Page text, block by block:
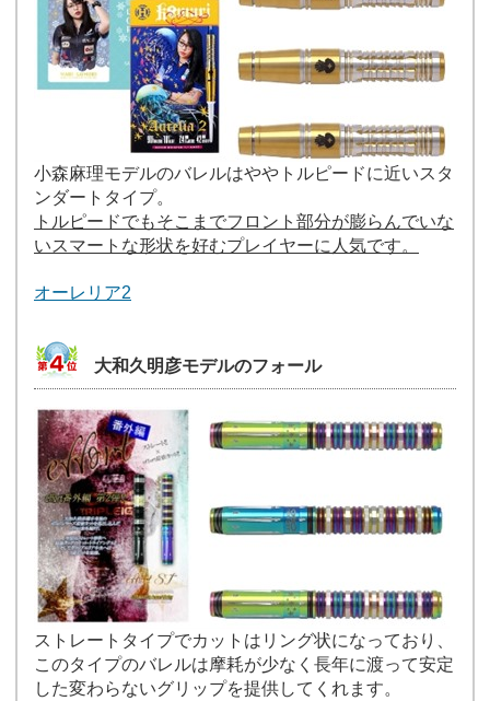
小森麻理モデルのバレルはややトルピードに近いスタ
ンダートタイプ。
トルピードでもそこまでフロント部分が膨らんでいな
いスマートな形状を好むプレイヤーに人気です。
オーレリア2
大和久明彦モデルのフォール
ストレートタイプでカットはリング状になっており、
このタイプのバレルは摩耗が少なく長年に渡って安定
した変わらないグリップを提供してくれます。